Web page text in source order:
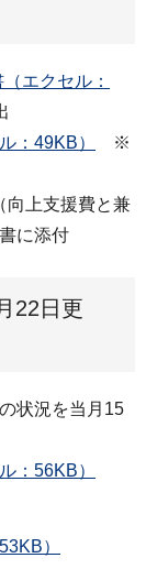
エクセル：
：49KB）
※
（向上支援費と兼
に添付
22日更
状況を当月15
：56KB）
）